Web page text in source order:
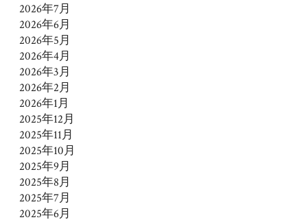
2026年7月
2026年6月
2026年5月
2026年4月
2026年3月
2026年2月
2026年1月
2025年12月
2025年11月
2025年10月
2025年9月
2025年8月
2025年7月
2025年6月